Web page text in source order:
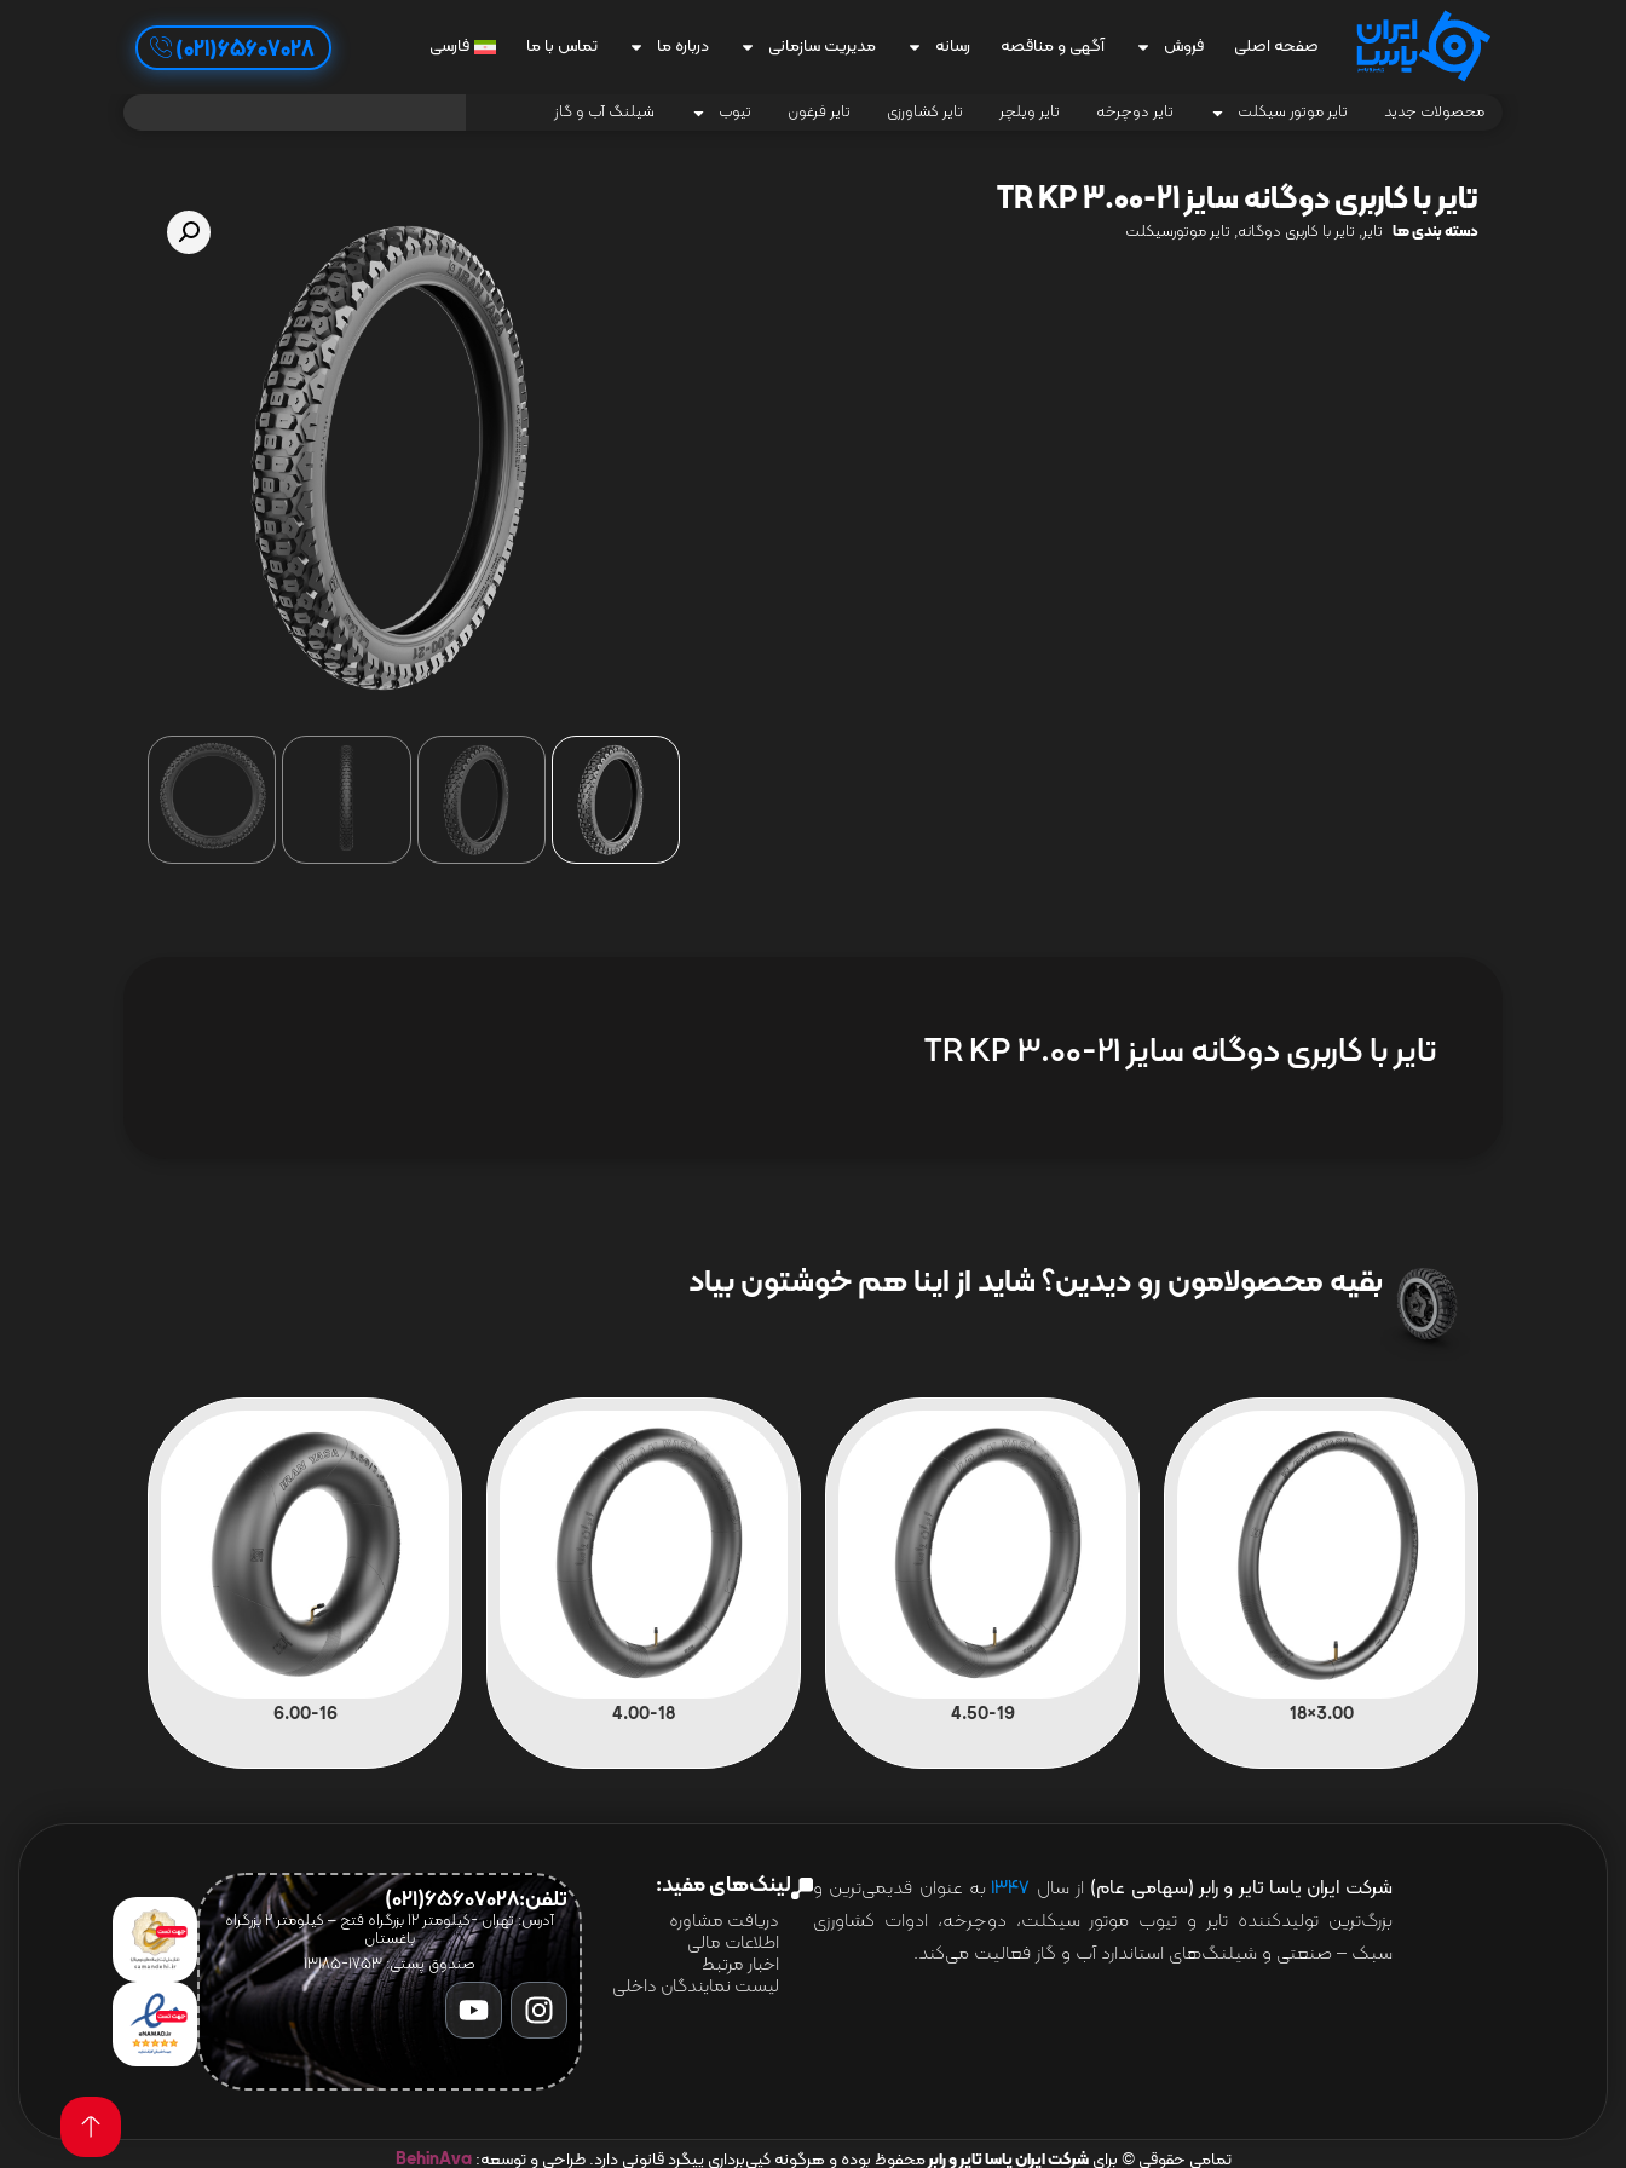
صفحه اصلی فروش آگهی و مناقصه رسانه مدیریت سازمانی درباره ما تماس با ما فارسی 65607028(021)
محصولات جدید تایر موتور سیکلت تایر دوچرخه تایر ویلچر تایر کشاورزی تایر فرغون تیوب شیلنگ آب و گاز
تایر با کاربری دوگانه سایز 21-3.00 TR KP
دسته بندی ها تایر, تایر با کاربری دوگانه, تایر موتورسیکلت
تایر با کاربری دوگانه سایز 21-3.00 TR KP
بقیه محصولامون رو دیدین؟ شاید از اینا هم خوشتون بیاد
3.00×18
4.50-19
4.00-18
6.00-16
شرکت ایران یاسا تایر و رابر (سهامی عام) از سال ۱۳۴۷ به عنوان قدیمی‌ترین و
بزرگ‌ترین تولیدکننده تایر و تیوب موتور سیکلت، دوچرخه، ادوات کشاورزی
سبک – صنعتی و شیلنگ‌های استاندارد آب و گاز فعالیت می‌کند.
لینک‌های مفید:
دریافت مشاوره
اطلاعات مالی
اخبار مرتبط
لیست نمایندگان داخلی
تلفن:65607028(021)
آدرس: تهران -کیلومتر 12 بزرگراه فتح – کیلومتر ۲ بزرگراه
باغستان
صندوق پستی: 1753-13185
تمامی حقوقی © برایشرکت ایران یاسا تایر و رابرمحفوظ بوده و هرگونه کپی‌برداری پیگرد قانونی دارد. طراحی و توسعه:BehinAva